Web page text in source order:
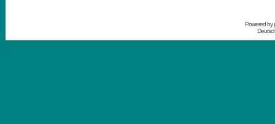
Powered by